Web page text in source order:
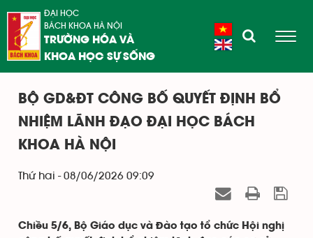
ĐẠI HỌC
BÁCH KHOA HÀ NỘI
TRƯỜNG HÓA VÀ
KHOA HỌC SỰ SỐNG
BỘ GD&ĐT CÔNG BỐ QUYẾT ĐỊNH BỔ
NHIỆM LÃNH ĐẠO ĐẠI HỌC BÁCH
KHOA HÀ NỘI
Thứ hai - 08/06/2026 09:09
Chiều 5/6, Bộ Giáo dục và Đào tạo tổ chức Hội nghị